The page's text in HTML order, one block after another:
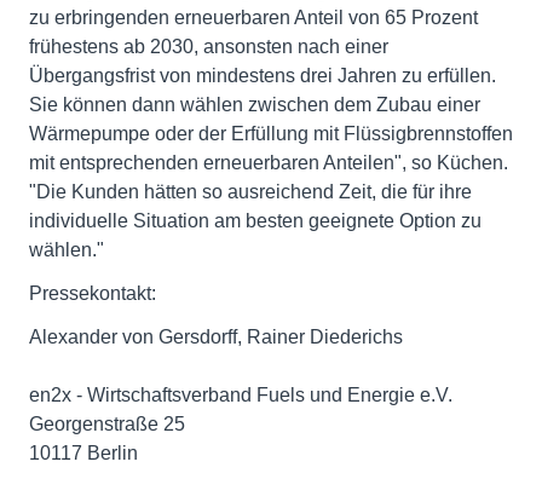
zu erbringenden erneuerbaren Anteil von 65 Prozent
frühestens ab 2030, ansonsten nach einer
Übergangsfrist von mindestens drei Jahren zu erfüllen.
Sie können dann wählen zwischen dem Zubau einer
Wärmepumpe oder der Erfüllung mit Flüssigbrennstoffen
mit entsprechenden erneuerbaren Anteilen", so Küchen.
"Die Kunden hätten so ausreichend Zeit, die für ihre
individuelle Situation am besten geeignete Option zu
wählen."
Pressekontakt:
Alexander von Gersdorff, Rainer Diederichs
en2x - Wirtschaftsverband Fuels und Energie e.V.
Georgenstraße 25
10117 Berlin